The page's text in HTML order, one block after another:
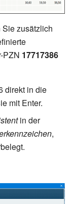
zusätzlich
PZN 17717386
direkt in die
mit Enter.
in der
,